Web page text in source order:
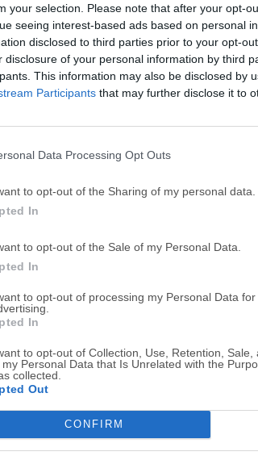
your selection. Please note that after your opt-
seeing interest-based ads based on personal
disclosed to third parties prior to your opt-
disclosure of your personal information by third
This information may also be disclosed by
Participants that may further disclose it to
Data Processing Opt Outs
to opt-out of the Sharing of my personal data.
In
to opt-out of the Sale of my Personal Data.
In
to opt-out of processing my Personal Data for
In
to opt-out of Collection, Use, Retention, Sale,
my Personal Data that Is Unrelated with the
collected.
Out
CONFIRM
Imágenes
Opera
OKX - Buy Bitcoin or Ethereum
Adobe Acrobat
Adobe Acrobat Pro 2026.001.21771
Malwarebytes
Malwarebytes 5.25.2